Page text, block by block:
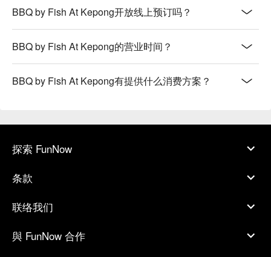
BBQ by Fish At Kepong开放线上预订吗？
BBQ by Fish At Kepong的营业时间？
BBQ by Fish At Kepong有提供什么消费方案？
探索 FunNow
条款
联络我们
與 FunNow 合作